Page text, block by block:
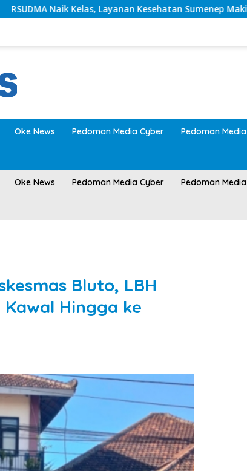
Kelas, Layanan Kesehatan Sumenep Makin Modern
Oke News Pedoman Media Cyber Pedoman
Oke News Pedoman Media Cyber Pedoman
Bluto, LBH
Hingga ke